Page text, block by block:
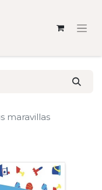
maravillas